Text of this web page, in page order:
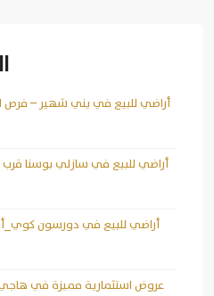
أراضي للبيع في يني شهير – فرص
أراضي للبيع في سازلي بوسنا
أراضي للبيع في دورسون
عروض استثمارية مميزة في